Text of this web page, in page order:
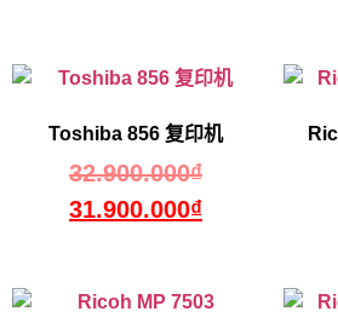
Toshiba 856 复印机
32.900.000₫
31.900.000₫